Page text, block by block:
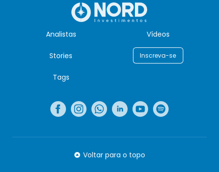
Analistas Vídeos
Stories Inscreva-se
Tags
Voltar para o topo